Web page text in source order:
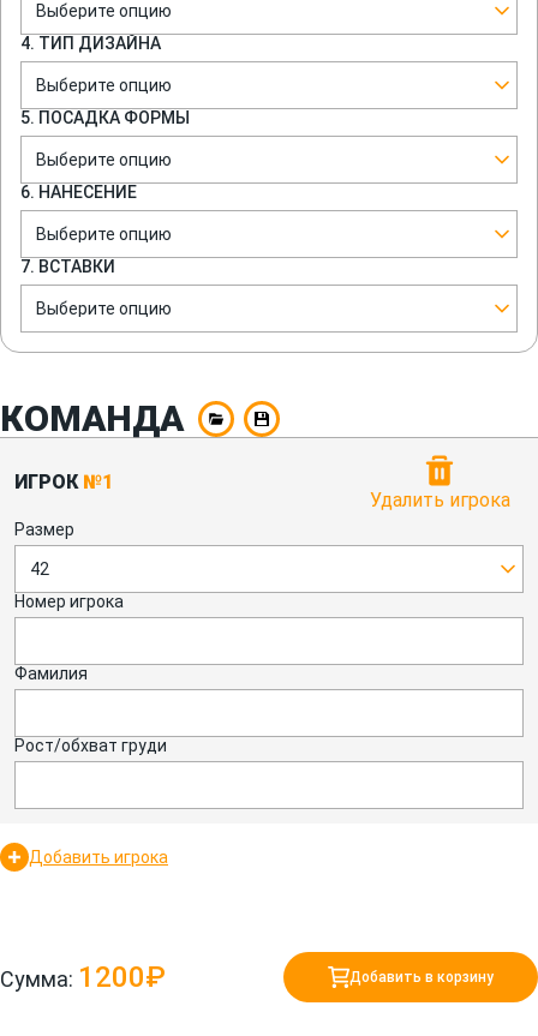
Выберите опцию
4. ТИП ДИЗАЙНА
Выберите опцию
5. ПОСАДКА ФОРМЫ
Выберите опцию
6. НАНЕСЕНИЕ
Выберите опцию
7. ВСТАВКИ
Выберите опцию
КОМАНДА
ИГРОК №1
Удалить игрока
Размер
42
Номер игрока
Фамилия
Рост/обхват груди
Добавить игрока
Сумма: 1200₽ Добавить в корзину